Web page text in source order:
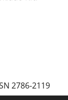
2786-2119